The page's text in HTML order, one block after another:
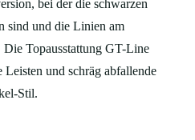
bei der die schwarzen
sind und die Linien am
Die Topausstattung GT-Line
Leisten und schräg abfallende
Stil.